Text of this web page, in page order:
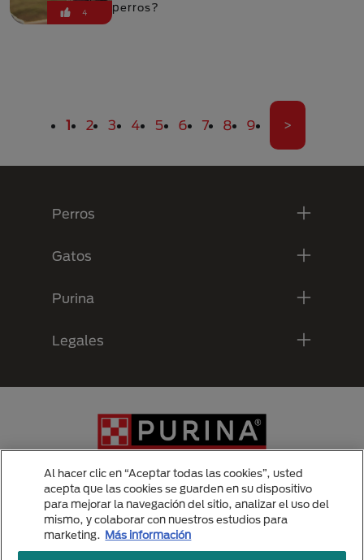
4
perros?
Página actual
1 Página
2 Página
3 Página
4 Página
5 Página
6 Página
7 Página
8 Página
9 Última
>
Perros
Gatos
Purina
Legales
Menu Footer Secundario Purina
Al hacer clic en “Aceptar todas las cookies”, usted
acepta que las cookies se guarden en su dispositivo
para mejorar la navegación del sitio, analizar el uso del
mismo, y colaborar con nuestros estudios para
marketing. Más información